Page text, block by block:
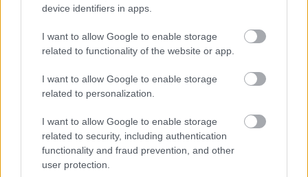
device identifiers in apps.
I want to allow Google to enable storage
related to functionality of the website or app.
I want to allow Google to enable storage
related to personalization.
I want to allow Google to enable storage
related to security, including authentication
functionality and fraud prevention, and other
user protection.